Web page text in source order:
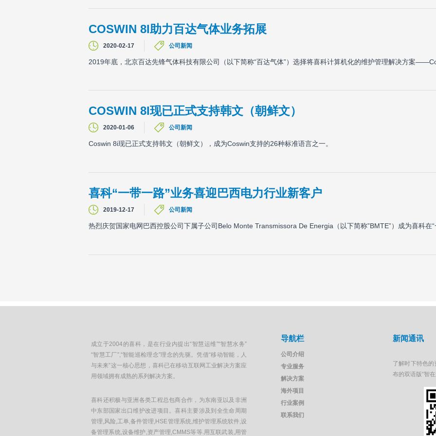
COSWIN 8I助力百达气体业务拓展
2020-02-17 公司新闻
2019年底，北京百达先锋气体科技有限公司（以下简称“百达气体”）选择将喜科计算机化的维护管理解决方案
COSWIN 8I现已正式支持韩文（朝鲜文）
2020-01-06 公司新闻
Coswin 8i现已正式支持韩文（朝鲜文），成为Coswin支持的26种标准语言之一。
喜科“一带一路”业务喜迎巴西电力行业新客户
2019-12-17 公司新闻
热烈庆贺国家电网巴西控股公司下属子公司Belo Monte Transmissora De Energia（以下简称”BMTE”）成为喜科在“
成立于2004的喜科，是在行业内提出“智慧运维”“智慧水务”
“智慧工厂”,“智能巡检理念”理念的先驱。凭借“移动智能，人
与未来”这一核心思想，喜科已在移动互联网工业解决方案应
用领域拥有成熟的系列解决方案。
喜科还积极与亚洲各类工程总包商合作，为东南亚以及非洲
中东部国家出口维护改进项目。喜科主要涉及到全生命周期
管理,风险,工单,备件管理,HSE管理系统,维护管理系统软件,设
备管理系统,设备维护,资产管理,CMMS等等.用互联武装,用管
导航栏
公司介绍
专业服务
解决方案
海外项目
行业案例
联系我们
新闻通讯
了解时下特色的
布的双语版“智